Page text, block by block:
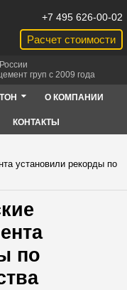
Расчет стоимости
+7 495 626-00-02
груп с 2009 года
О КОМПАНИИ
КОНТАКТЫ
установили рекорды по
по